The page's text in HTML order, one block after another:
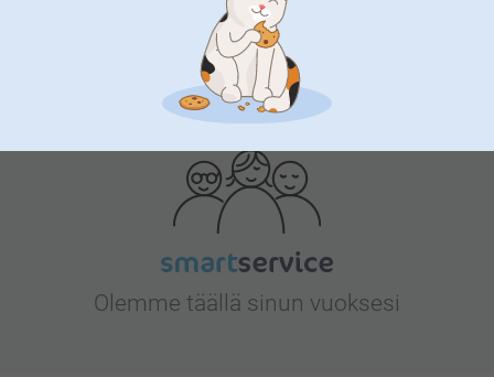
Etsitkö inspiraatiota?
Olemme täällä sinun vuoksesi